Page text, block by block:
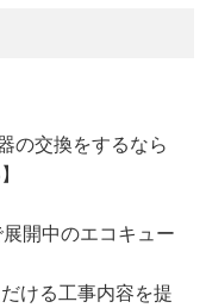
の交換をするなら
開中のエコキュー
ける工事内容を提